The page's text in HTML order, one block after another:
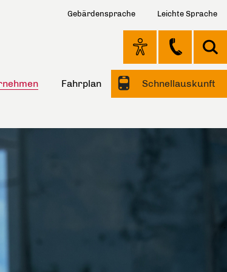
Gebärdensprache Leichte Sprache
Fahrplan Schnellauskunft